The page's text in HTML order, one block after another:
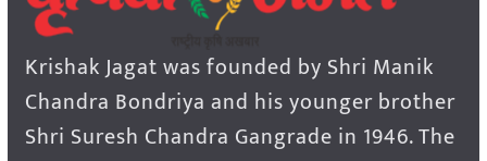
Krishak Jagat was founded by Shri Manik
Chandra Bondriya and his younger brother
Shri Suresh Chandra Gangrade in 1946. The